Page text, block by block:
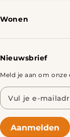
Wonen
Nieuwsbrief
Meld je aan om
E-
mailadres
Aanmelden